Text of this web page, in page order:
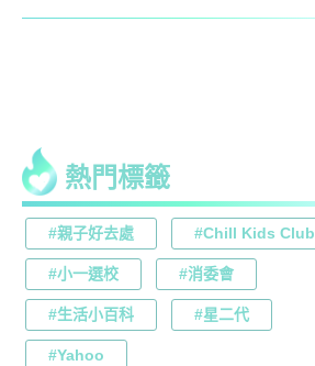
熱門標籤
#親子好去處 #Chill Kids Club
#小一選校 #消委會
#生活小百科 #星二代
#Yahoo